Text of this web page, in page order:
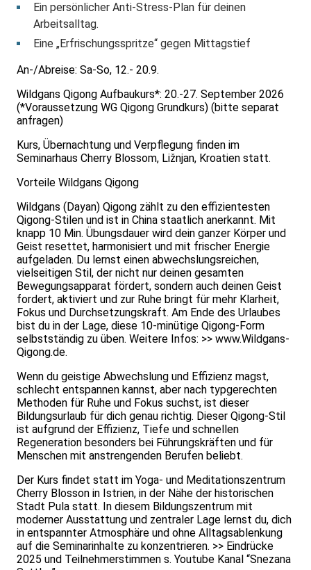
Ein persönlicher Anti-Stress-Plan für deinen
Arbeitsalltag.
Eine „Erfrischungsspritze“ gegen Mittagstief
An-/Abreise: Sa-So, 12.- 20.9.
Wildgans Qigong Aufbaukurs*: 20.-27. September 2026
(*Voraussetzung WG Qigong Grundkurs) (bitte separat
anfragen)
Kurs, Übernachtung und Verpflegung finden im
Seminarhaus Cherry Blossom, Ližnjan, Kroatien statt.
Vorteile Wildgans Qigong
Wildgans (Dayan) Qigong zählt zu den effizientesten
Qigong-Stilen und ist in China staatlich anerkannt. Mit
knapp 10 Min. Übungsdauer wird dein ganzer Körper und
Geist resettet, harmonisiert und mit frischer Energie
aufgeladen. Du lernst einen abwechslungsreichen,
vielseitigen Stil, der nicht nur deinen gesamten
Bewegungsapparat fördert, sondern auch deinen Geist
fordert, aktiviert und zur Ruhe bringt für mehr Klarheit,
Fokus und Durchsetzungskraft. Am Ende des Urlaubes
bist du in der Lage, diese 10-minütige Qigong-Form
selbstständig zu üben. Weitere Infos: >> www.Wildgans-
Qigong.de.
Wenn du geistige Abwechslung und Effizienz magst,
schlecht entspannen kannst, aber nach typgerechten
Methoden für Ruhe und Fokus suchst, ist dieser
Bildungsurlaub für dich genau richtig. Dieser Qigong-Stil
ist aufgrund der Effizienz, Tiefe und schnellen
Regeneration besonders bei Führungskräften und für
Menschen mit anstrengenden Berufen beliebt.
Der Kurs findet statt im Yoga- und Meditationszentrum
Cherry Blosson in Istrien, in der Nähe der historischen
Stadt Pula statt. In diesem Bildungszentrum mit
moderner Ausstattung und zentraler Lage lernst du, dich
in entspannter Atmosphäre und ohne Alltagsablenkung
auf die Seminarinhalte zu konzentrieren. >> Eindrücke
2025 und Teilnehmerstimmen s. Youtube Kanal “Snezana